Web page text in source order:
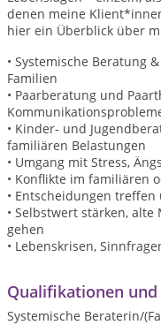
denen meine
hier ein Überblick über
• Systemische Beratung
Familien
• Paarberatung und
• Kinder- und
familiären Belastungen
• Umgang mit Stress,
• Konflikte im familiären
• Entscheidungen
• Selbstwert stärken,
gehen
• Lebenskrisen,
Qualifikationen und
Systemische Beraterin/